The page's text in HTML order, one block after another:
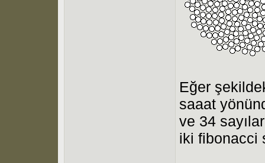
Eğer
saaat
ve 34
iki fibonacci